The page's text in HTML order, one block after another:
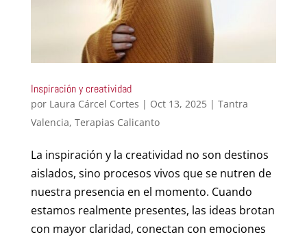
Inspiración y creatividad
por Laura Cárcel Cortes | Oct 13, 2025| Tantra
Valencia, Terapias Calicanto
La inspiración y la creatividad no son destinos
aislados, sino procesos vivos que se nutren de
nuestra presencia en el momento. Cuando
estamos realmente presentes, las ideas brotan
con mayor claridad, conectan con emociones